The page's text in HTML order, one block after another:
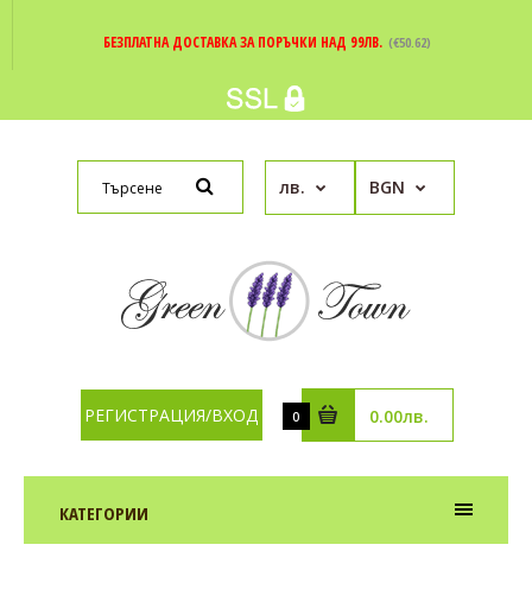
БЕЗПЛАТНА ДОСТАВКА ЗА ПОРЪЧКИ НАД 99ЛВ. (€50.62)
лв. BGN
РЕГИСТРАЦИЯ/ВХОД 0 0.00лв.
КАТЕГОРИИ